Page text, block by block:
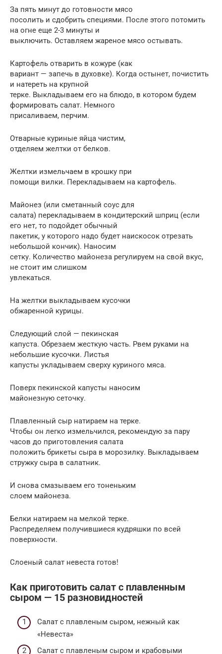
За пять минут до готовности мясо
посолить и сдобрить специями. После этого потомить
на огне еще 2-3 минуты и
выключить. Оставляем жареное мясо остывать.
Картофель отварить в кожуре (как
вариант — запечь в духовке). Когда остынет, почистить
и натереть на крупной
терке. Выкладываем его на блюдо, в котором будем
формировать салат. Немного
присаливаем, перчим.
Отварные куриные яйца чистим,
отделяем желтки от белков.
Желтки измельчаем в крошку при
помощи вилки. Перекладываем на картофель.
Майонез (или сметанный соус для
салата) перекладываем в кондитерский шприц (если
его нет, то подойдет обычный
пакетик, у которого надо будет наискосок отрезать
небольшой кончик). Наносим
сетку. Количество майонеза регулируем на свой вкус,
не стоит им слишком
увлекаться.
На желтки выкладываем кусочки
обжаренной курицы.
Следующий слой — пекинская
капуста. Обрезаем жесткую часть. Рвем руками на
небольшие кусочки. Листья
капусты укладываем сверху куриного мяса.
Поверх пекинской капусты наносим
майонезную сеточку.
Плавленный сыр натираем на терке.
Чтобы он легко измельчился, рекомендую за пару
часов до приготовления салата
положить брикеты сыра в морозилку. Выкладываем
стружку сыра в салатник.
И снова смазываем его тоненьким
слоем майонеза.
Белки натираем на мелкой терке.
Распределяем получившиеся кудряшки по всей
поверхности.
Слоеный салат невеста готов!
Как приготовить салат с плавленным
сыром — 15 разновидностей
Салат с плавленым сыром, нежный как
«Невеста»
Салат с плавленым сыром и крабовыми